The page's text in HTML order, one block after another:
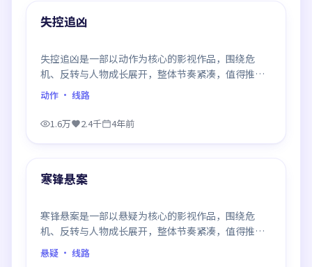
最新
失控追凶
失控追凶是一部以动作为核心的影视作品，围绕危
机、反转与人物成长展开，整体节奏紧凑，值得推荐
观看。
动作 · 线路
1.6万 2.4千 4年前
最新
寒锋悬案
寒锋悬案是一部以悬疑为核心的影视作品，围绕危
机、反转与人物成长展开，整体节奏紧凑，值得推荐
观看。
悬疑 · 线路